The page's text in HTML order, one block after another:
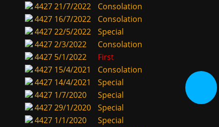
442721/7/2022
Consolation
4427 16/7/2022
Consolation
442722/5/2022
Special
44272/3/2022
Consolation
4427 5/1/2022
First
4427 15/4/2021
Consolation
4427 14/4/2021
Special
4427 1/7/2020
Special
442729/1/2020
Special
4427 1/1/2020
Special